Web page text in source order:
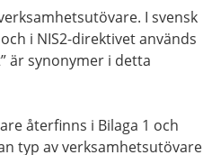
I svensk
i NIS2-direktivet används
är synonymer i detta
återfinns i Bilaga 1 och
typ av verksamhetsutövare